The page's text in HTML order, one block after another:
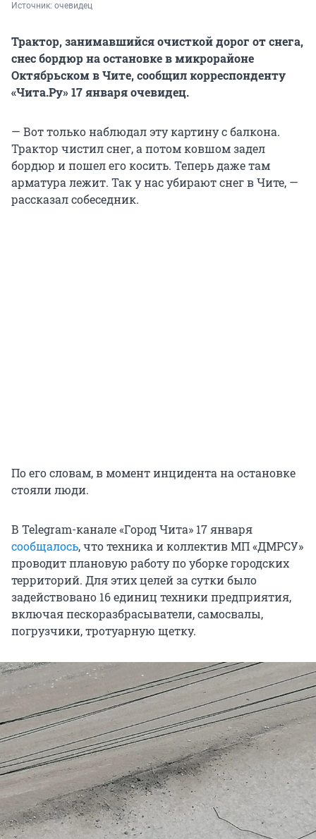
Источник: очевидец
Трактор, занимавшийся очисткой дорог от снега,
снес бордюр на остановке в микрорайоне
Октябрьском в Чите, сообщил корреспонденту
«Чита.Ру» 17 января очевидец.
— Вот только наблюдал эту картину с балкона.
Трактор чистил снег, а потом ковшом задел
бордюр и пошел его косить. Теперь даже там
арматура лежит. Так у нас убирают снег в Чите, —
рассказал собеседник.
По его словам, в момент инцидента на остановке
стояли люди.
В Telegram-канале «Город Чита» 17 января
сообщалось, что техника и коллектив МП «ДМРСУ»
проводит плановую работу по уборке городских
территорий. Для этих целей за сутки было
задействовано 16 единиц техники предприятия,
включая пескоразбрасыватели, самосвалы,
погрузчики, тротуарную щетку.